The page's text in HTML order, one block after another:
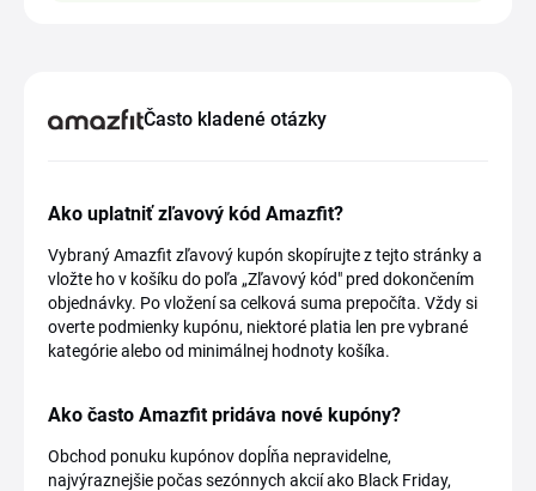
Často kladené otázky
Ako uplatniť zľavový kód Amazfit?
Vybraný Amazfit zľavový kupón skopírujte z tejto stránky a
vložte ho v košíku do poľa „Zľavový kód" pred dokončením
objednávky. Po vložení sa celková suma prepočíta. Vždy si
overte podmienky kupónu, niektoré platia len pre vybrané
kategórie alebo od minimálnej hodnoty košíka.
Ako často Amazfit pridáva nové kupóny?
Obchod ponuku kupónov dopĺňa nepravidelne,
najvýraznejšie počas sezónnych akcií ako Black Friday,